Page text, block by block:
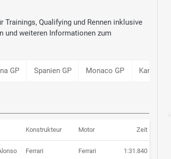
Trainings, Qualifying und Rennen inklusive
und weiteren Informationen zum
GP Spanien GP Monaco GP Kanada GP
Konstrukteur Motor Zeit
Ferrari Ferrari 1:31.840